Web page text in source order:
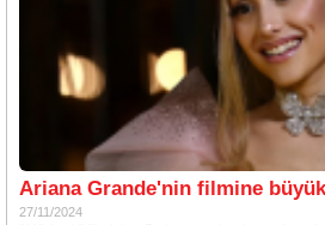
Ariana Grande'nin filmine
27/11/2024